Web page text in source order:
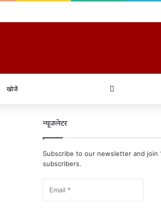
न्यूजलेटर
Subscribe to our newsletter and join
subscribers.